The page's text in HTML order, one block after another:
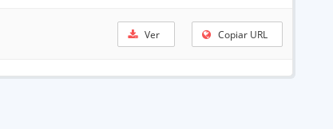
Ver Copiar URL